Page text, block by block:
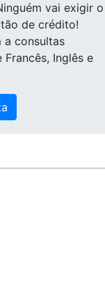
vai exigir o
de crédito!
a consultas
Inglês e